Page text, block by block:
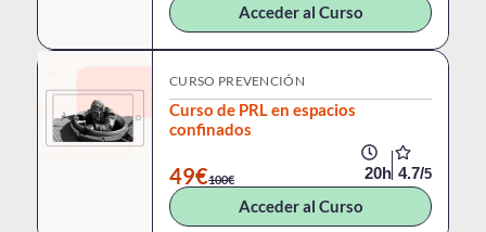
Acceder al Curso
CURSO PREVENCIÓN
Curso de PRL en espacios
confinados
49€100€ 20h 4.7/5
Acceder al Curso